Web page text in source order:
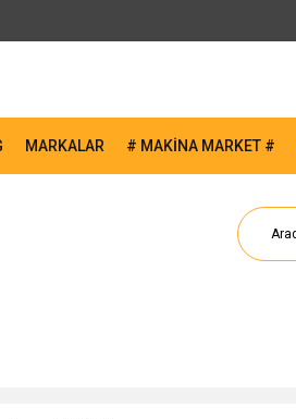
MARKALAR # MAKİNA MARKET #